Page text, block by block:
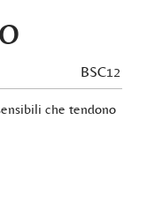
BSC12
che tendono